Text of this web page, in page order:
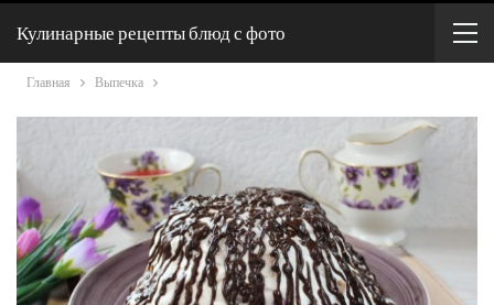
Кулинарные рецепты блюд с фото
Главная Выпечка